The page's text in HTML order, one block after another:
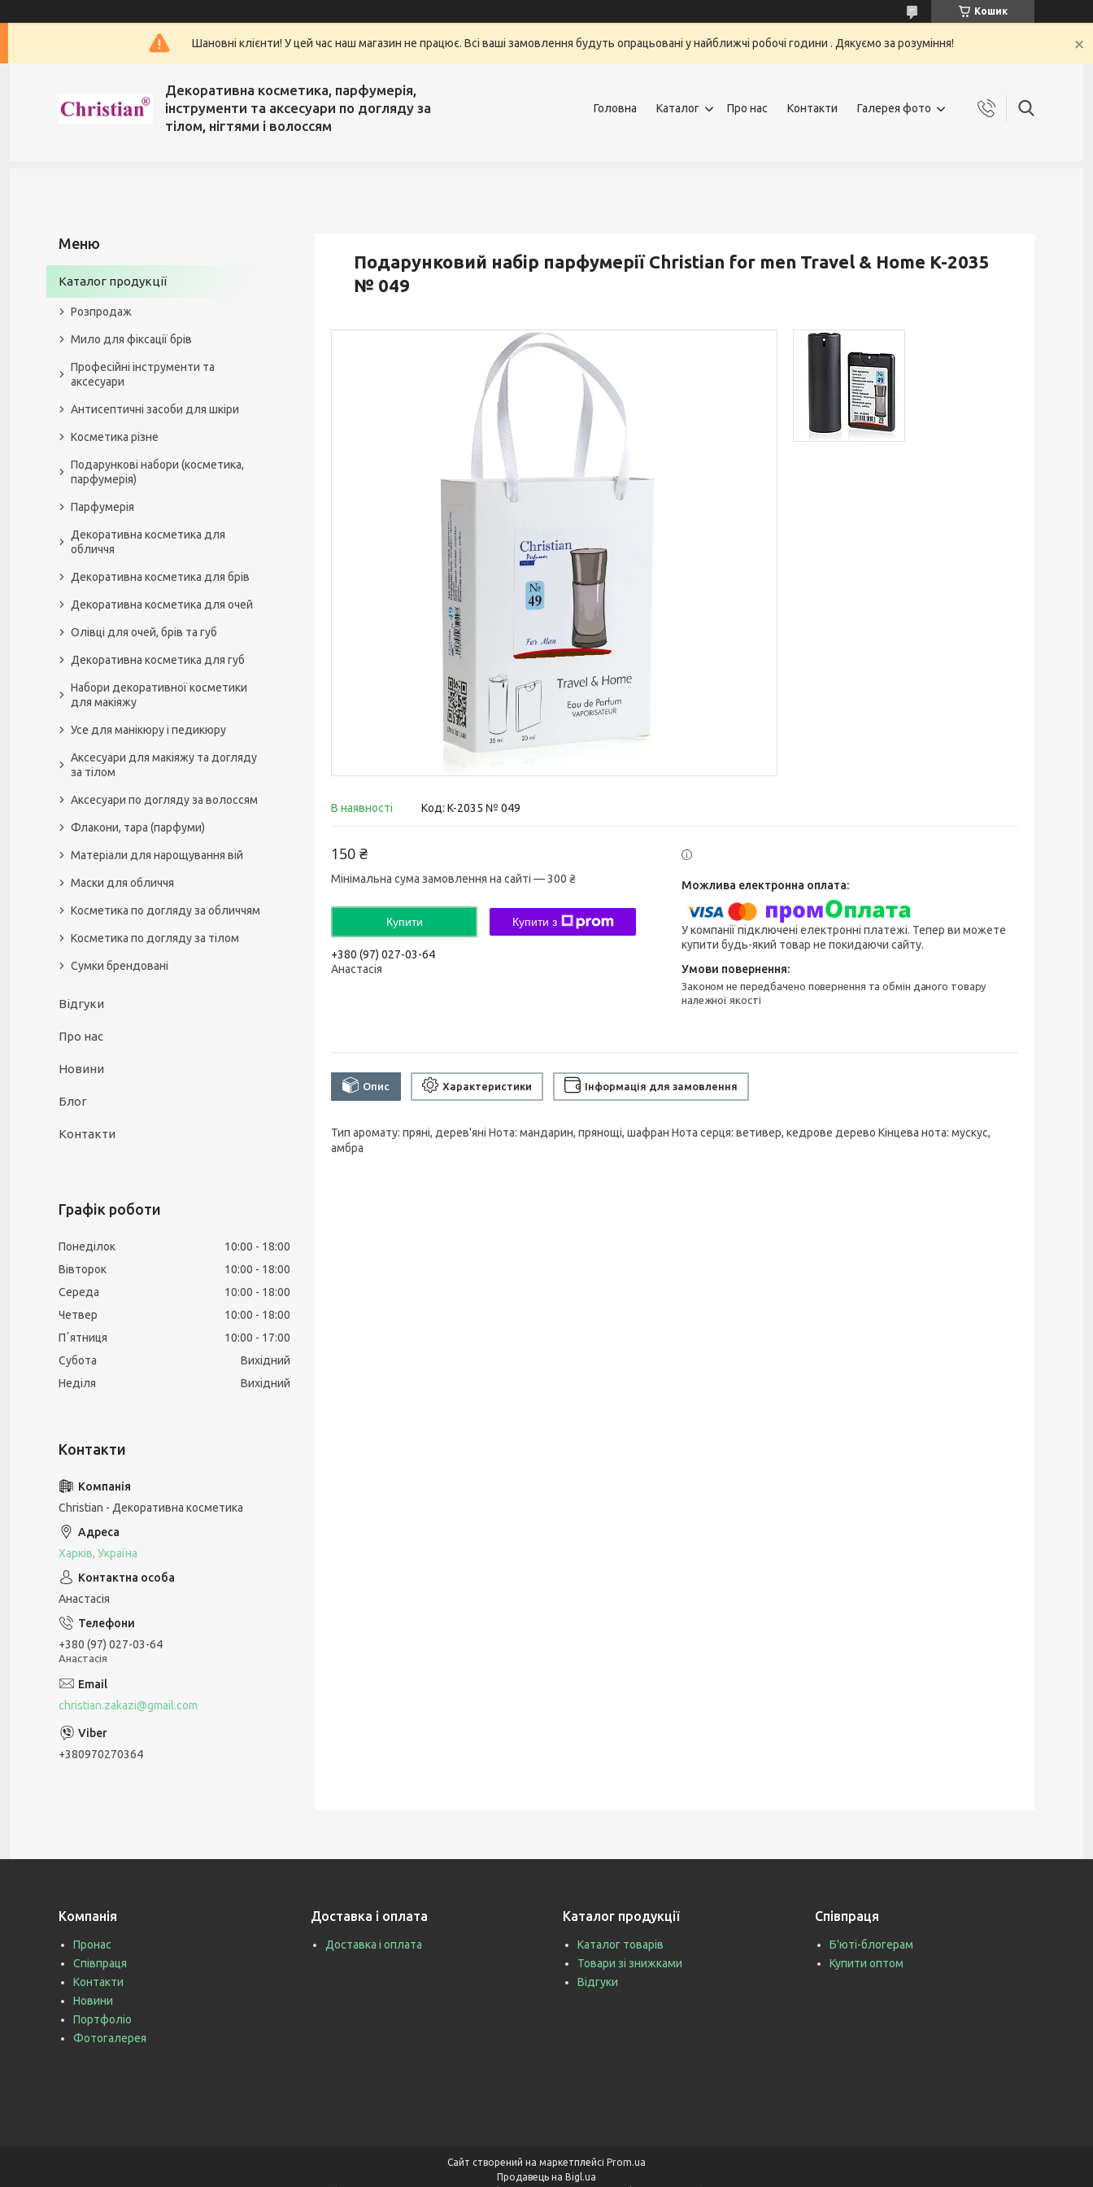
Кошик
Шановні клієнти! У цей час наш магазин не працює. Всі ваші замовлення будуть опрацьовані у найближчі робочі години . Дякуємо за розуміння!
Декоративна косметика, парфумерія,
інструменти та аксесуари по догляду за
тілом, нігтями і волоссям
Головна Каталог Про нас Контакти Галерея фото
Подарунковий набір парфумерії Christian for men Travel & Home K-2035
№ 049
В наявності Код: K-2035 № 049
150 ₴
Мінімальна сума замовлення на сайті — 300 ₴
Купити Купити з
+380 (97) 027-03-64
Анастасія
У компанії підключені електронні платежі. Тепер ви можете
купити будь-який товар не покидаючи сайту.
Законом не передбачено повернення та обмін даного товару
належної якості
Опис Характеристики Інформація для замовлення
Тип аромату: пряні, дерев'яні Нота: мандарин, прянощі, шафран Нота серця: ветивер, кедрове дерево Кінцева нота: мускус,
амбра
Каталог продукції
Розпродаж
Мило для фіксації брів
Професійні інструменти та
аксесуари
Антисептичні засоби для шкіри
Косметика різне
Подарункові набори (косметика,
парфумерія)
Парфумерія
Декоративна косметика для
обличчя
Декоративна косметика для брів
Декоративна косметика для очей
Олівці для очей, брів та губ
Декоративна косметика для губ
Набори декоративної косметики
для макіяжу
Усе для манікюру і педикюру
Аксесуари для макіяжу та догляду
за тілом
Аксесуари по догляду за волоссям
Флакони, тара (парфуми)
Матеріали для нарощування вій
Маски для обличчя
Косметика по догляду за обличчям
Косметика по догляду за тілом
Сумки брендовані
Відгуки
Про нас
Новини
Блог
Контакти
Графік роботи
Понеділок 10:00
18:00
Вівторок
10:00
18:00
Середа
10:00
18:00
Четвер
10:00
18:00
Пʼятниця
10:00
17:00
Субота
Вихідний
Неділя
Вихідний
Christian - Декоративна косметика
Харків, Україна
Анастасія
+380 (97) 027-03-64
Анастасія
christian.zakazi@gmail.com
+380970270364
Компанія
Пронас
Співпраця
Контакти
Новини
Портфоліо
Фотогалерея
Доставка і оплата
Доставка і оплата
Каталог продукції
Каталог товарів
Товари зі знижками
Відгуки
Співпраця
Б'юті-блогерам
Купити оптом
Сайт створений на маркетплейсі Prom.ua
Продавець на Bigl.ua